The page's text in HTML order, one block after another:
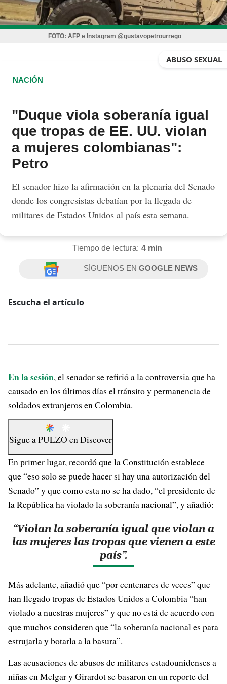
FOTO: AFP e Instagram @gustavopetrourrego
ABUSO SEXUAL
NACIÓN
"Duque viola soberanía igual
que tropas de EE. UU. violan
a mujeres colombianas":
Petro
El senador hizo la afirmación en la plenaria del Senado
donde los congresistas debatían por la llegada de
militares de Estados Unidos al país esta semana.
Tiempo de lectura: 4 min
SÍGUENOS ENGOOGLE NEWS
Escucha el artículo
En la sesión, el senador se refirió a la controversia que ha
causado en los últimos días el tránsito y permanencia de
soldados extranjeros en Colombia.
Sigue aPULZO enDiscover
En primer lugar, recordó que la Constitución establece
que “eso solo se puede hacer si hay una autorización del
Senado” y que como esta no se ha dado, “el presidente de
la República ha violado la soberanía nacional”, y añadió:
“Violan la soberanía igual que violan a
las mujeres las tropas que vienen a este
país”.
Más adelante, añadió que “por centenares de veces” que
han llegado tropas de Estados Unidos a Colombia “han
violado a nuestras mujeres” y que no está de acuerdo con
que muchos consideren que “la soberanía nacional es para
estrujarla y botarla a la basura”.
Las acusaciones de abusos de militares estadounidenses a
niñas en Melgar y Girardot se basaron en un reporte del